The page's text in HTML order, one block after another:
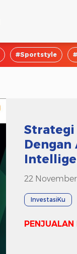
#Sportstyle
Strategi
22
InvestasiKu
PENJUALAN